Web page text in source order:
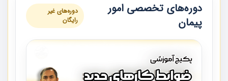
دوره‌های تخصصی امور
پیمان
دوره‌های غیر
رایگان